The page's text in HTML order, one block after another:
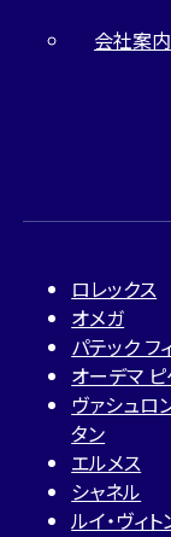
会社案内
ロレックス
オメガ
パテック フ
オーデマ
ヴァシュロ
タン
エルメス
シャネル
ルイ・ヴィト